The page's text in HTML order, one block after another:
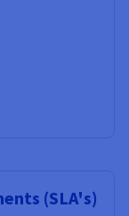
(SLA's)